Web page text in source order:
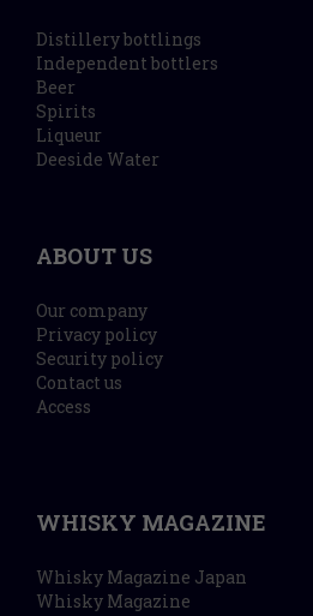
Distillery bottlings
Independent bottlers
Beer
Spirits
Liqueur
Deeside Water
ABOUT US
Our company
Privacy policy
Security policy
Contact us
Access
WHISKY MAGAZINE
Whisky Magazine Japan
Whisky Magazine